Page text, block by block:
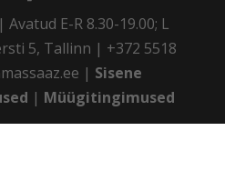
E-R 8.30-19.00; L
5, Tallinn | +372 5518
| Sisene
| Müügitingimused